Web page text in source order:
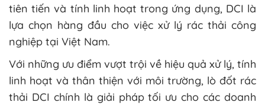
tiên tiến và tính linh hoạt trong ứng dụng, DCI là
lựa chọn hàng đầu cho việc xử lý rác thải công
nghiệp tại Việt Nam.
Với những ưu điểm vượt trội về hiệu quả xử lý, tính
linh hoạt và thân thiện với môi trường, lò đốt rác
thải DCI chính là giải pháp tối ưu cho các doanh